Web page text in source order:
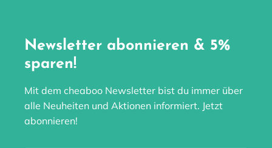
Newsletter abonnieren & 5%
sparen!
Mit dem cheaboo Newsletter bist du immer über
alle Neuheiten und Aktionen informiert. Jetzt
abonnieren!